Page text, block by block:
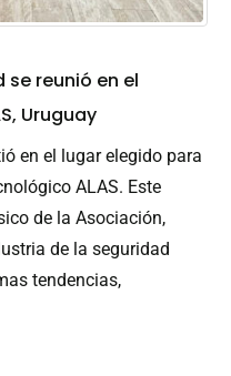
reunió en el
Uruguay
en el lugar elegido para
ALAS. Este
de la Asociación,
de la seguridad
tendencias,